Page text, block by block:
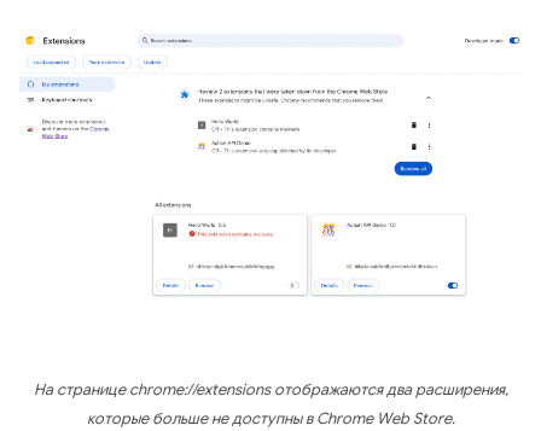
На странице chrome://extensions отображаются два расширения,
которые больше не доступны в Chrome Web Store.